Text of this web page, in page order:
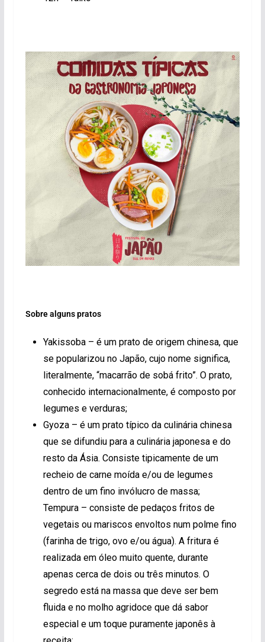
Sobre alguns pratos
Yakissoba – é um prato de origem chinesa, que
se popularizou no Japão, cujo nome significa,
literalmente, “macarrão de sobá frito”. O prato,
conhecido internacionalmente, é composto por
legumes e verduras;
Gyoza – é um prato típico da culinária chinesa
que se difundiu para a culinária japonesa e do
resto da Ásia. Consiste tipicamente de um
recheio de carne moída e/ou de legumes
dentro de um fino invólucro de massa;
Tempura – consiste de pedaços fritos de
vegetais ou mariscos envoltos num polme fino
(farinha de trigo, ovo e/ou água). A fritura é
realizada em óleo muito quente, durante
apenas cerca de dois ou três minutos. O
segredo está na massa que deve ser bem
fluida e no molho agridoce que dá sabor
especial e um toque puramente japonês à